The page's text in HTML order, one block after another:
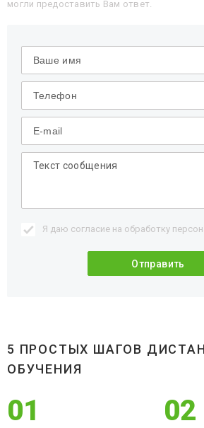
могли предоставить Вам ответ.
Я даю согласие на обработку
5 ПРОСТЫХ ШАГОВ
ОБУЧЕНИЯ
01 02